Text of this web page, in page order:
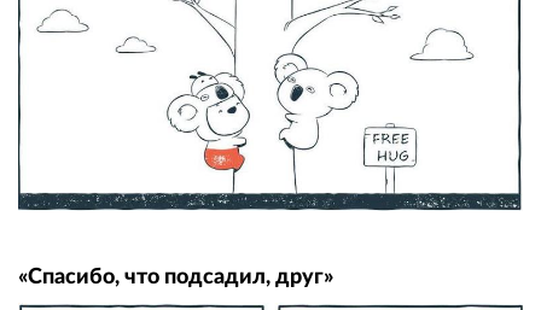
«Спасибо, что подсадил, друг»